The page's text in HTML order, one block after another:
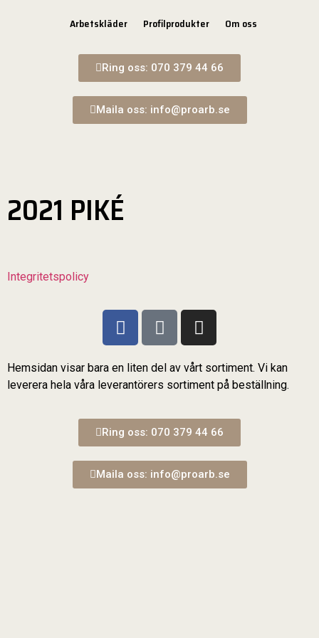
Arbetskläder Profilprodukter Om oss
Ring oss: 070 379 44 66
Maila oss: info@proarb.se
2021 PIKÉ
Integritetspolicy
Hemsidan visar bara en liten del av vårt sortiment. Vi kan
leverera hela våra leverantörers sortiment på beställning.
Ring oss: 070 379 44 66
Maila oss: info@proarb.se